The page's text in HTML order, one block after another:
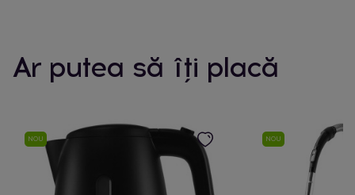
Ar putea să îți placă
NOU NOU